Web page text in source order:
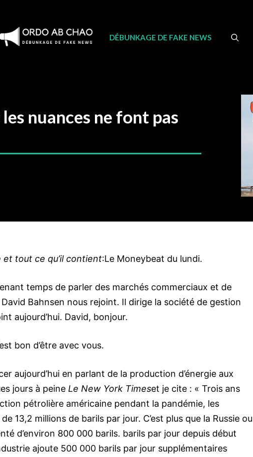
DÉBUNKAGE DE FAKE NEWS
nuances ne font pas
et tout ce qu’il contient:Le Moneybeat du lundi.
temps de parler des marchés commerciaux et de
Bahnsen nous rejoint. Il dirige la société de gestion
aujourd’hui. David, bonjour.
bon d’être avec vous.
aujourd’hui en parlant de la production d’énergie aux
jours à peine Le New York Timeset je cite : « Trois ans
pétrolière américaine pendant la pandémie, les
13,2 millions de barils par jour. C’est plus que la Russie ou
d’environ 800 000 barils. barils par jour depuis début
ajoute 500 000 barils par jour supplémentaires